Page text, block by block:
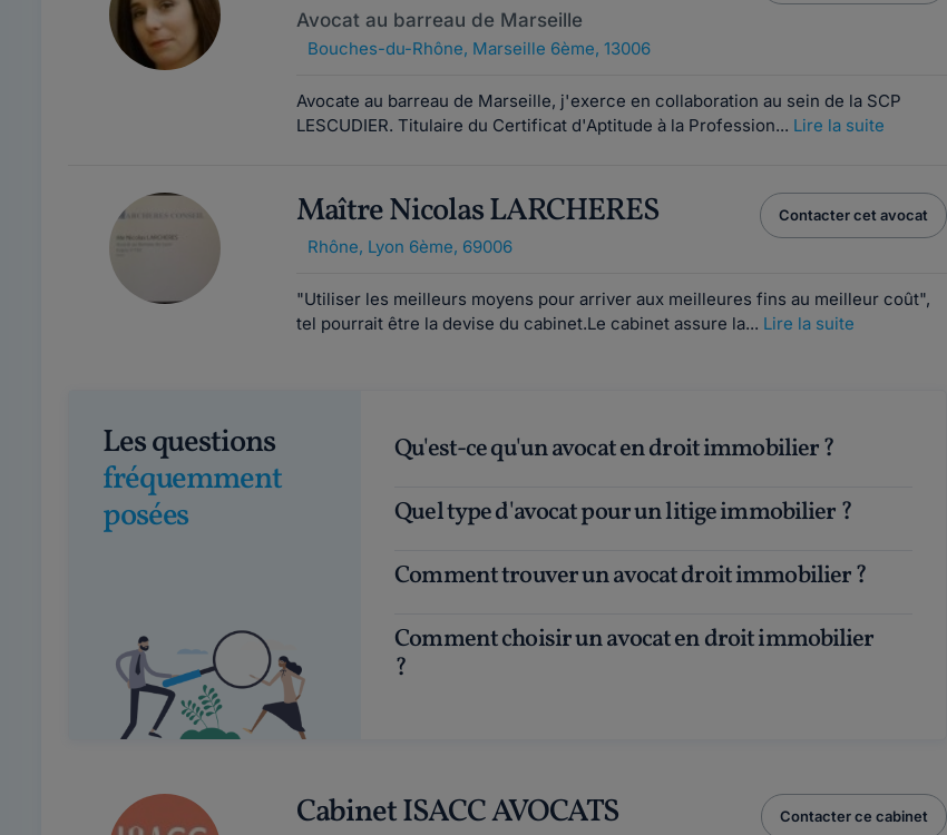
Avocat au barreau de Marseille
Bouches-du-Rhône, Marseille 6ème, 13006
Avocate au barreau de Marseille, j'exerce en collaboration au sein de la SCP
LESCUDIER. Titulaire du Certificat d'Aptitude à la Profession... Lire la suite
Maître Nicolas LARCHERES
Rhône, Lyon 6ème, 69006
Contacter cet avocat
"Utiliser les meilleurs moyens pour arriver aux meilleures fins au meilleur coût",
tel pourrait être la devise du cabinet.Le cabinet assure la... Lire la suite
Les questions
fréquemment
posées
Qu'est-ce qu'un avocat en droit immobilier ?
Quel type d'avocat pour un litige immobilier ?
Comment trouver un avocat droit immobilier ?
Comment choisir un avocat en droit immobilier
?
Cabinet ISACC AVOCATS Contacter ce cabinet